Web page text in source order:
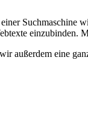
Suchmaschine
außerdem eine